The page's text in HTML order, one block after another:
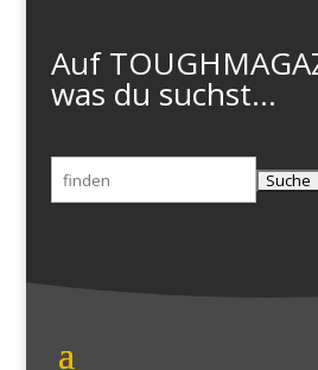
Auf
was du suchst...
Suchen
nach: